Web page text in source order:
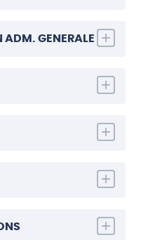
ADM. GENERALE